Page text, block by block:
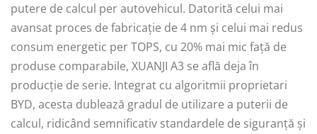
putere de calcul per autovehicul. Datorită celui mai
avansat proces de fabricație de 4 nm și celui mai redus
consum energetic per TOPS, cu 20% mai mic față de
produse comparabile, XUANJI A3 se află deja în
producție de serie. Integrat cu algoritmii proprietari
BYD, acesta dublează gradul de utilizare a puterii de
calcul, ridicând semnificativ standardele de siguranță și